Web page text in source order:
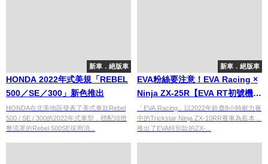
新車．絕版車
HONDA 2022年式美規「REBEL
500／SE／300」新色推出
HONDA在北美地區發表了美式車款Rebel
500 / SE / 300的2022年式車型，標配頭燈
整流罩的Rebel 500SE採用消...
新車．絕版車
EVA粉絲要注意！EVA Racing ×
Ninja ZX-25R【EVA RT初號機】
登場！
「EVA Racing」以2022年鈴鹿8小時耐力賽
中的Trickstar Ninja ZX-10RR賽車為藍本，
推出了EVA特別款的ZX-...